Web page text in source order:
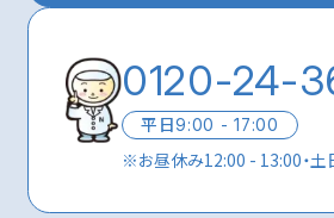
0120-24-
平日9:00 - 17:00
※お昼休み12:00 - 13:00・土